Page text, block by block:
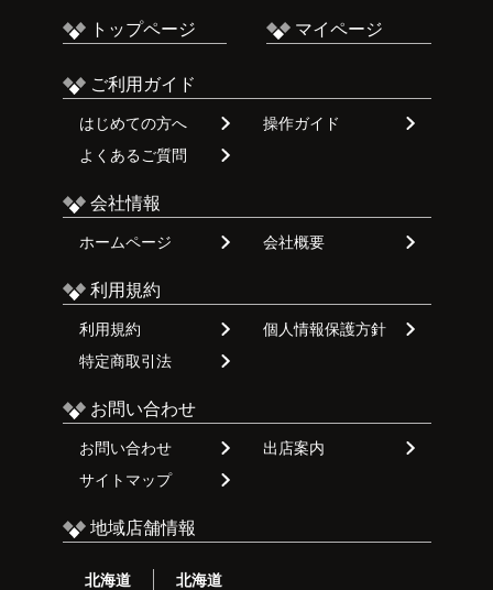
トップページ マイページ
ご利用ガイド
はじめての方へ
操作ガイド
よくあるご質問
会社情報
ホームページ 会社概要
利用規約
利用規約
個人情報保護方針
特定商取引法
お問い合わせ
お問い合わせ
出店案内
サイトマップ
地域店舗情報
北海道 北海道